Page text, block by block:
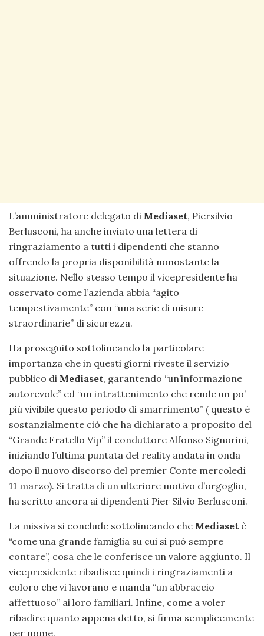
L’amministratore delegato di Mediaset, Piersilvio
Berlusconi, ha anche inviato una lettera di
ringraziamento a tutti i dipendenti che stanno
offrendo la propria disponibilità nonostante la
situazione. Nello stesso tempo il vicepresidente ha
osservato come l’azienda abbia “agito
tempestivamente” con “una serie di misure
straordinarie” di sicurezza.
Ha proseguito sottolineando la particolare
importanza che in questi giorni riveste il servizio
pubblico di Mediaset, garantendo “un’informazione
autorevole” ed “un intrattenimento che rende un po’
più vivibile questo periodo di smarrimento” ( questo è
sostanzialmente ciò che ha dichiarato a proposito del
“Grande Fratello Vip” il conduttore Alfonso Signorini,
iniziando l’ultima puntata del reality andata in onda
dopo il nuovo discorso del premier Conte mercoledì
11 marzo). Si tratta di un ulteriore motivo d’orgoglio,
ha scritto ancora ai dipendenti Pier Silvio Berlusconi.
La missiva si conclude sottolineando che Mediaset è
“come una grande famiglia su cui si può sempre
contare”, cosa che le conferisce un valore aggiunto. Il
vicepresidente ribadisce quindi i ringraziamenti a
coloro che vi lavorano e manda “un abbraccio
affettuoso” ai loro familiari. Infine, come a voler
ribadire quanto appena detto, si firma semplicemente
per nome.